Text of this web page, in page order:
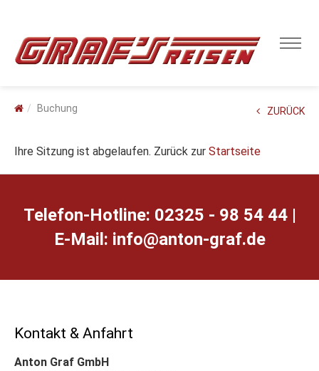
Buchung ZURÜCK
Ihre Sitzung ist abgelaufen. Zurück zur Startseite
Telefon-Hotline: 02325 - 98 54 44 |
E-Mail: ed.farg-notna@ofni
Kontakt & Anfahrt
Anton Graf GmbH